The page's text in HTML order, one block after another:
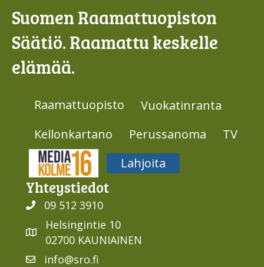
Suomen Raamattuopiston
Säätiö. Raamattu keskelle
elämää.
Raamattuopisto
Vuokatinranta
Kellonkartano
Perussanoma
TV
Media316
Lahjoita
Yhteys­tiedot
09 512 3910
Helsingintie 10
02700 KAUNIAINEN
info@sro.fi